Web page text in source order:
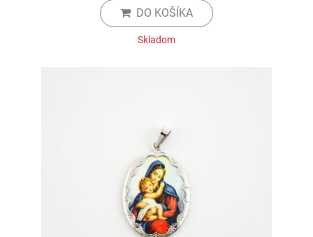
DO KOŠÍKA
Skladom